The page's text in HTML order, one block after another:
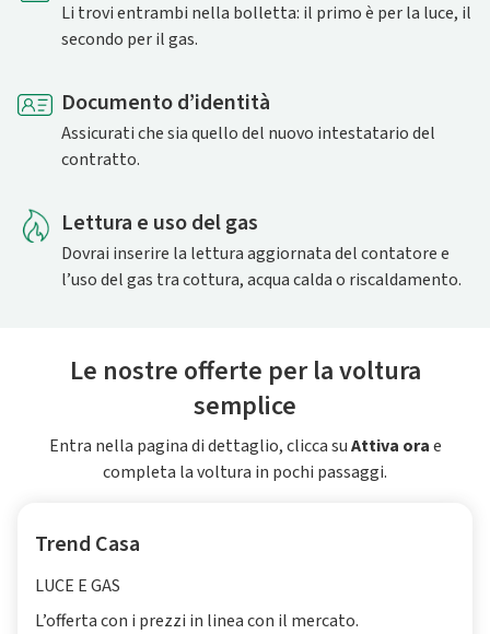
Li trovi entrambi nella bolletta: il primo è per la luce, il
secondo per il gas.
Documento d’identità
Assicurati che sia quello del nuovo intestatario del
contratto.
Lettura e uso del gas
Dovrai inserire la lettura aggiornata del contatore e
l’uso del gas tra cottura, acqua calda o riscaldamento.
Le nostre offerte per la voltura
semplice
Entra nella pagina di dettaglio, clicca suAttiva orae
completa la voltura in pochi passaggi.
Trend Casa
LUCE E GAS
L’offerta con i prezzi in linea con il mercato.